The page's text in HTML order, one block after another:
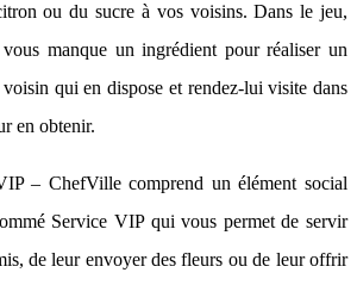
ou du sucre à vos voisins. Dans le jeu,
manque un ingrédient pour réaliser un
qui en dispose et rendez-lui visite dans
en obtenir.
– ChefVille comprend un élément social
Service VIP qui vous permet de servir
de leur envoyer des fleurs ou de leur offrir